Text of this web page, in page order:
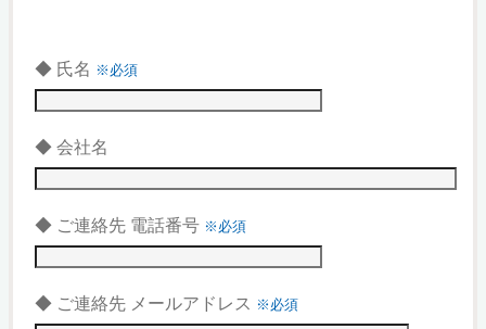
◆ 氏名 ※必須
◆ 会社名
◆ ご連絡先 電話番号 ※必須
◆ ご連絡先 メールアドレス ※必須